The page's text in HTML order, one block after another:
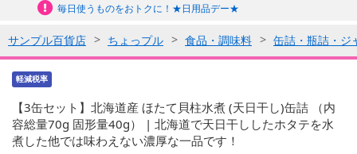
毎日使うものをおトクに！★日用品デー★
サンプル百貨店 ちょっプル 食品・調味料 缶詰・瓶詰・ジ
軽減税率
【3缶セット】北海道産 ほたて貝柱水煮 (天日干し)缶詰 （内
容総量70g 固形量40g） | 北海道で天日干ししたホタテを水
煮した他では味わえない濃厚な一品です！